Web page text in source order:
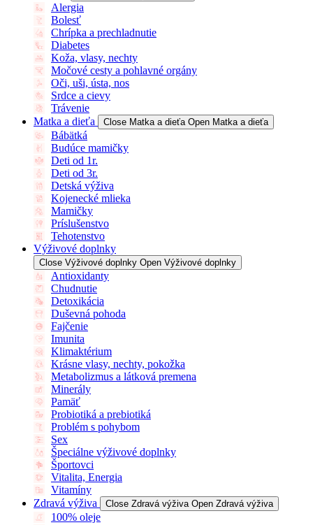
Alergia
Bolesť
Chrípka a prechladnutie
Diabetes
Koža, vlasy, nechty
Močové cesty a pohlavné orgány
Oči, uši, ústa, nos
Srdce a cievy
Trávenie
Matka a dieťa
Close Matka a dieťa Open Matka a dieťa
Bábätká
Budúce mamičky
Deti od 1r.
Deti od 3r.
Detská výživa
Kojenecké mlieka
Mamičky
Príslušenstvo
Tehotenstvo
Výživové doplnky
Close Výživové doplnky Open Výživové doplnky
Antioxidanty
Chudnutie
Detoxikácia
Duševná pohoda
Fajčenie
Imunita
Klimaktérium
Krásne vlasy, nechty, pokožka
Metabolizmus a látková premena
Minerály
Pamäť
Probiotiká a prebiotiká
Problém s pohybom
Sex
Špeciálne výživové doplnky
Športovci
Vitalita, Energia
Vitamíny
Zdravá výživa
Close Zdravá výživa Open Zdravá výživa
100% oleje